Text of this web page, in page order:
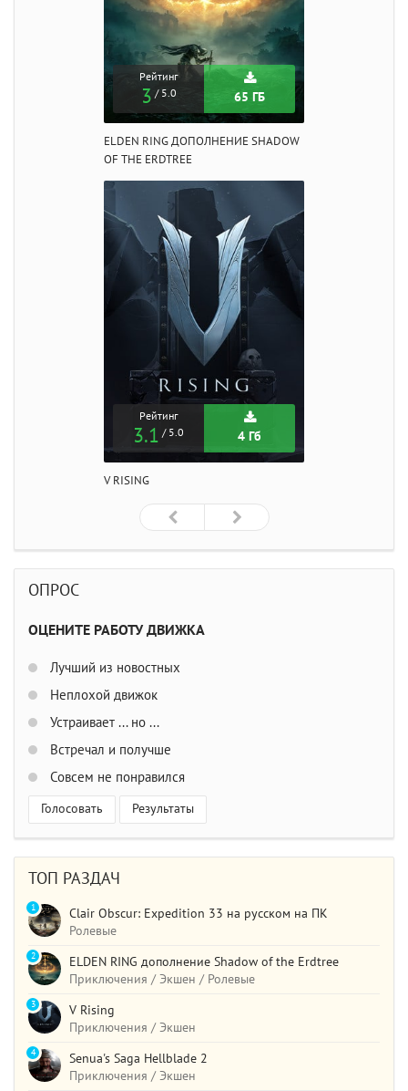
Рейтинг
3 / 5.0 65 ГБ
ELDEN RING ДОПОЛНЕНИЕ SHADOW
OF THE ERDTREE
Рейтинг
3.1 / 5.0 4 Гб
V RISING
ОПРОС
ОЦЕНИТЕ РАБОТУ ДВИЖКА
Лучший из новостных
Неплохой движок
Устраивает ... но ...
Встречал и получше
Совсем не понравился
Голосовать Результаты
ТОП РАЗДАЧ
Clair Obscur: Expedition 33 на русском на ПК
Ролевые
1
ELDEN RING дополнение Shadow of the Erdtree
Приключения / Экшен / Ролевые
2
V Rising
Приключения / Экшен
3
Senua's Saga Hellblade 2
Приключения / Экшен
4